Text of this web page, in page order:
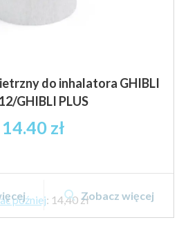
do inhalatora GHIBLI
GHIBLI PLUS
14.40 zł
później: 14,40 złZobacz więcej